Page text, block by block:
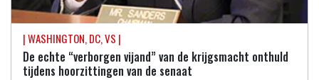
| WASHINGTON, DC, VS |
De echte “verborgen vijand” van de krijgsmacht onthuld
tijdens hoorzittingen van de senaat